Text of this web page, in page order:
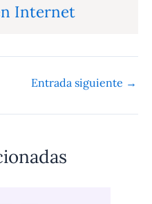
Internet
Entrada siguiente →